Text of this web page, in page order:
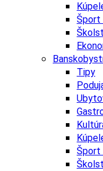
Šport
Tipy
Šport